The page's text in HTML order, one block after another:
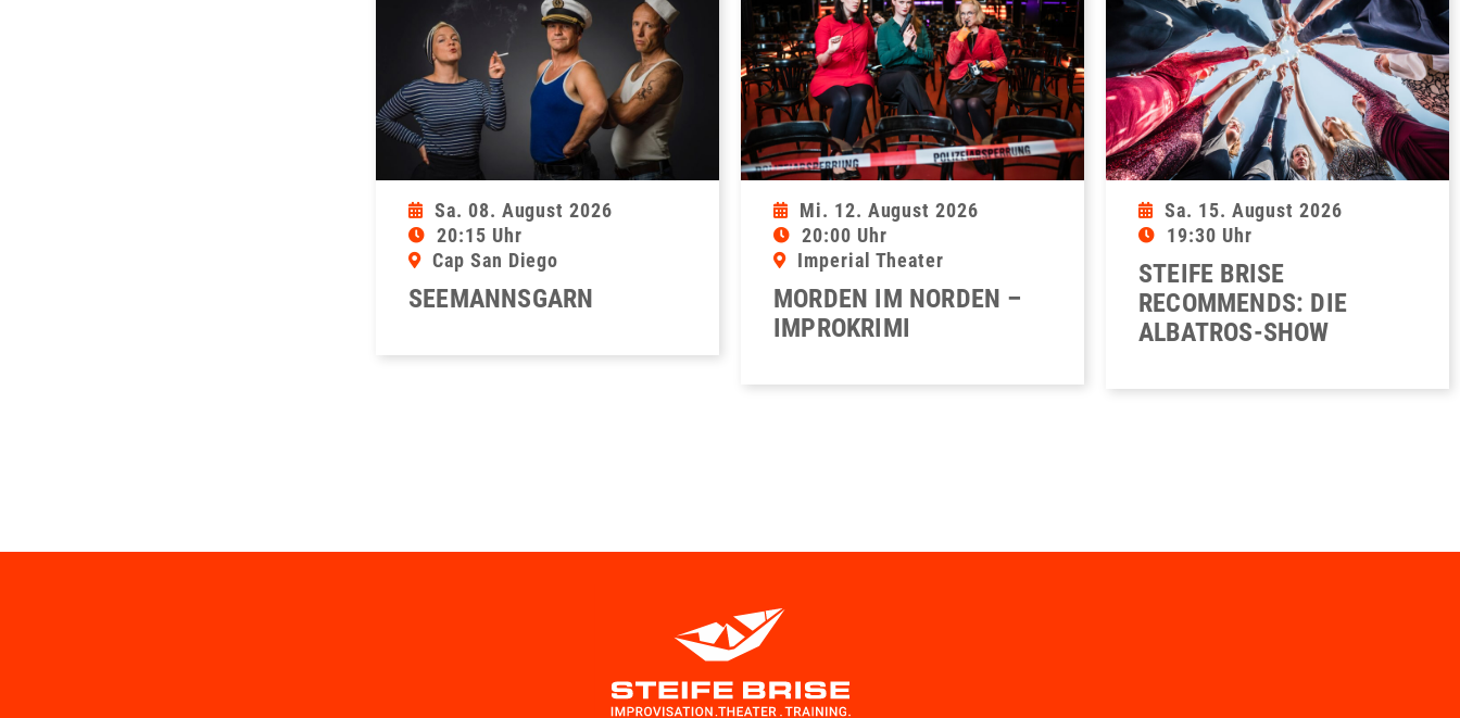
Sa. 08. August 2026
20:15 Uhr
Cap San Diego
SEEMANNSGARN
Mi. 12. August 2026
20:00 Uhr
Imperial Theater
MORDEN IM NORDEN –
IMPROKRIMI
Sa. 15. August 2026
19:30 Uhr
STEIFE BRISE
RECOMMENDS: DIE
ALBATROS-SHOW